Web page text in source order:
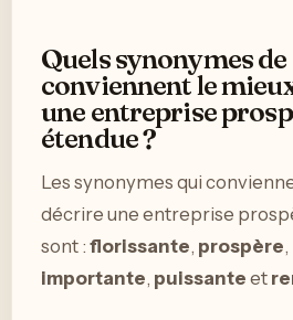
Quels synonymes
conviennent le
une entreprise
étendue ?
Les synonymes qui
décrire une entreprise
sont : florissante, prospère,
importante, puissante et